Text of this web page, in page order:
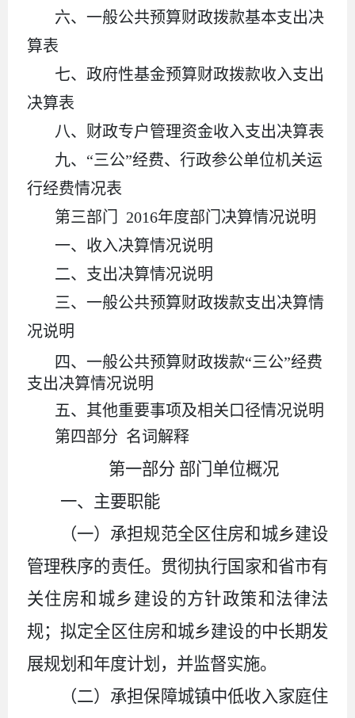
六、一般公共预算财政拨款基本支出决
算表
七、政府性基金预算财政拨款收入支出
决算表
八、财政专户管理资金收入支出决算表
九、 “三公”经费、行政参公单位机关运
行经费情况表
第三部门
2016年度部门决算情况说明
一、收入决算情况说明
二、支出决算情况说明
三、一般公共预算财政拨款支出决算情
况说明
四、一般公共预算财政拨款“三公”经费
支出决算情况说明
五、其他重要事项及相关口径情况说明
第四部分 名词解释
第一部分 部门单位概况
一、主要职能
（一）承担规范全区住房和城乡建设
管理秩序的责任。贯彻执行国家和省市有
关住房和城乡建设的方针政策和法律法
规；拟定全区住房和城乡建设的中长期发
展规划和年度计划，并监督实施。
（二）承担保障城镇中低收入家庭住